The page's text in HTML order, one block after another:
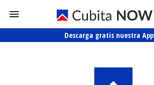
Descarga gratis nuestra App